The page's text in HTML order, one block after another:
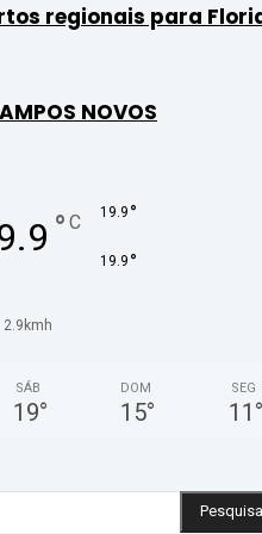
regionais para
NOVOS
° C 19.9 °
19.9 °
2.9kmh
SÁB
19°
DOM
15°
SEG
11 °